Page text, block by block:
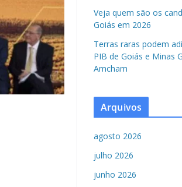
Veja quem são os
Goiás em 2026
Terras raras podem
PIB de Goiás e Minas
Amcham
Arquivos
agosto 2026
julho 2026
junho 2026